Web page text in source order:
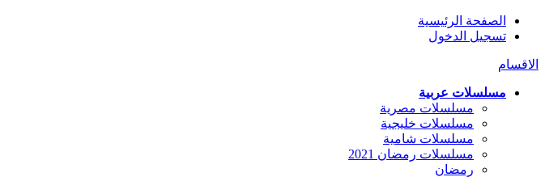
الصفحة الرئيسية
تسجيل الدخول
الاقسام
مسلسلات عربية
مسلسلات مصرية
مسلسلات خليجية
مسلسلات شامية
مسلسلات رمضان 2021
رمضان